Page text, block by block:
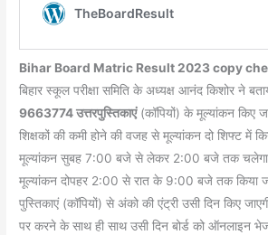
Bihar Board Matric Result 2023copy
बिहार स्कूल परीक्षा समिति के अध्यक्ष आनंद किशोर ने
9663774 उत्तरपुस्तिकाएं(कॉपियों) के मूल्यांकन किए
शिक्षकों की कमी होने की वजह से मूल्यांकन दो शिफ्ट में
मूल्यांकन सुबह 7:00 बजे से लेकर 2:00 बजे तक
मूल्यांकन दोपहर 2:00 से रात के 9:00 बजे तक किया
पुस्तिकाएं (कॉपियों) से अंको की एंट्री उसी दिन किए
पर करने के साथ ही साथ उसी दिन बोर्ड को ऑनलाइन